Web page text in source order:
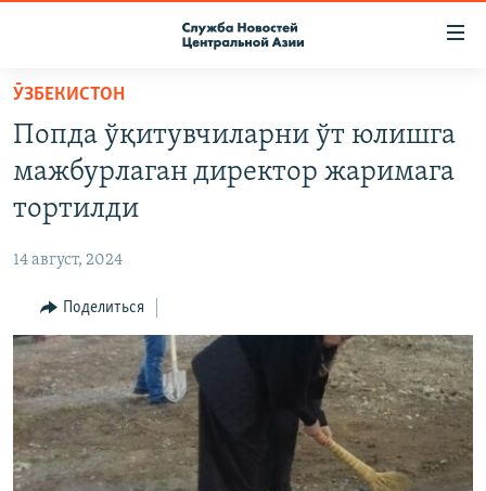
Вернуться
основному
содержанию
главной
навигации
Вернутся
поиску
ПОДПИСКА
КОНТАКТЫ
НАСТОЯЩЕЕ ВРЕМЯ
МИГРАНТ МЕДИА
ӮЗБЕКИСТОН
Попда ўқитувчиларни ўт юлишга
мажбурлаган директор жаримага
тортилди
14 август, 2024
Поделиться